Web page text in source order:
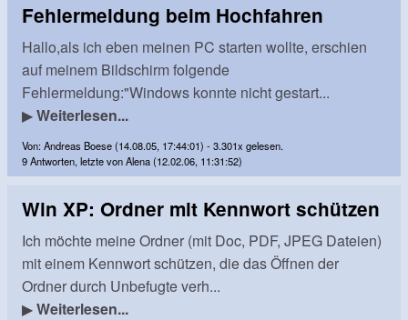
Fehlermeldung beim Hochfahren
Hallo,als ich eben meinen PC starten wollte, erschien
auf meinem Bildschirm folgende
Fehlermeldung:"Windows konnte nicht gestart...
▶Weiterlesen...
Von: Andreas Boese (14.08.05, 17:44:01) - 3.301x gelesen.
9 Antworten, letzte von Alena (12.02.06, 11:31:52)
Win XP: Ordner mit Kennwort schützen
Ich möchte meine Ordner (mit Doc, PDF, JPEG Dateien)
mit einem Kennwort schützen, die das Öffnen der
Ordner durch Unbefugte verh...
▶Weiterlesen...